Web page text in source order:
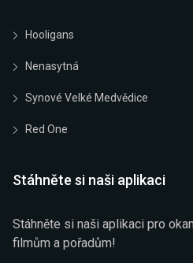
Hooligans
Nenasytná
Synové Velké Medvědice
Red One
Stáhněte si naši aplikaci
Stáhněte si naši aplikaci pro
filmům a pořadům!